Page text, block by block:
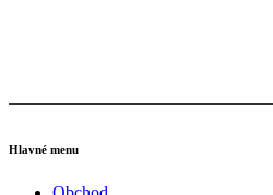
Hlavné menu